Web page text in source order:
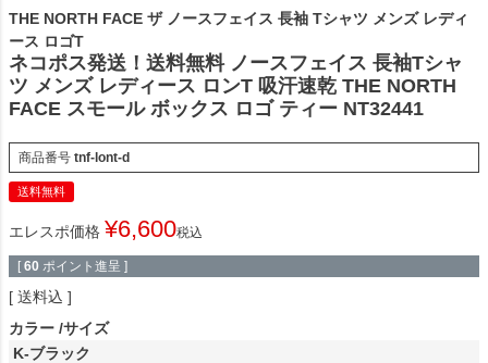
THE NORTH FACE ザ ノースフェイス 長袖 Tシャツ メンズ レディ
ース ロゴT
ネコポス発送！送料無料 ノースフェイス 長袖Tシャ
ツ メンズ レディース ロンT 吸汗速乾 THE NORTH
FACE スモール ボックス ロゴ ティー NT32441
商品番号 tnf-lont-d
送料無料
エレスポ価格 ¥6,600税込
[ 60 ポイント進呈 ]
送料込
カラー サイズ
K-ブラック